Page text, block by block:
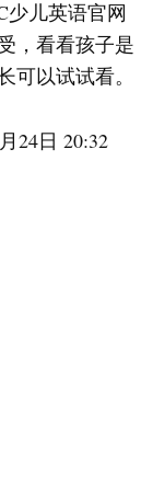
少儿英语官网
，看看孩子是
以试试看。
24日 20:32